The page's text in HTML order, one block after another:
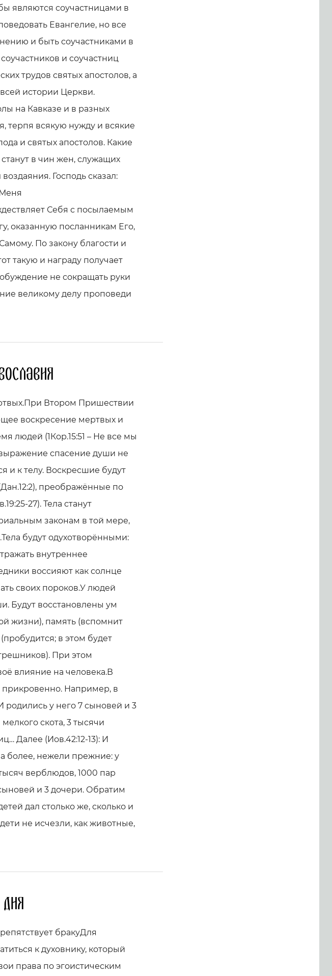
являются соучастницами в
Евангелие, но все
и быть соучастниками в
и соучастниц
трудов святых апостолов, а
истории Церкви.
на Кавказе и в разных
терпя всякую нужду и всякие
и святых апостолов. Какие
в чин жен, служащих
Господь сказал:
Себя с посылаемым
оказанную посланникам Его,
По закону благости и
такую и награду получает
не сокращать руки
великому делу проповеди
Втором Пришествии
воскресение мертвых и
людей (1Кор.15:51 – Не все мы
спасение души не
и к телу. Воскресшие будут
преображённые по
27). Тела станут
законам в той мере,
будут одухотворёнными:
внутреннее
воссияют как солнце
своих пороков.У людей
Будут восстановлены ум
жизни), память (вспомнит
в этом будет
При этом
влияние на человека.В
прикровенно. Например, в
родились у него 7 сыновей и 3
скота, 3 тысячи
Далее (Иов.42:12-13): И
более, нежели прежние: у
верблюдов, 1000 пар
и 3 дочери. Обратим
дал столько же, сколько и
не исчезли, как животные,
бракуДля
к духовнику, который
права по эгоистическим